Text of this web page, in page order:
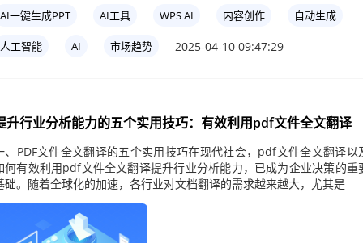
AI一键生成PPT AI工具 WPS AI 内容创作 自动生成
人工智能 AI 市场趋势 2025-04-10 09:47:29
升行业分析能力的五个实用技巧：有效利用pdf文件全文翻译
、PDF文件全文翻译的五个实用技巧在现代社会，pdf文件全文翻译以
何有效利用pdf文件全文翻译提升行业分析能力，已成为企业决策的重
础。随着全球化的加速，各行业对文档翻译的需求越来越大，尤其是